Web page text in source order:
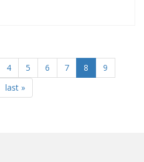
4 5 6 7 8
9
last »